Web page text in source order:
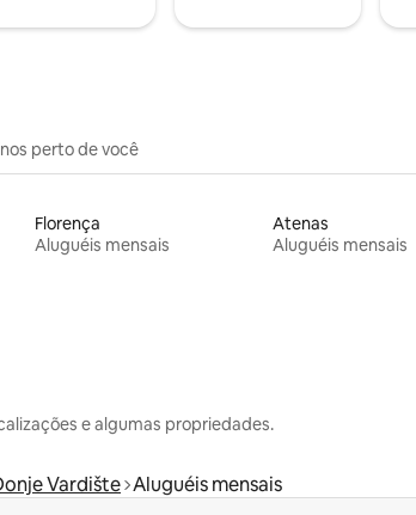
perto de você
Florença
Aluguéis mensais
Atenas
Aluguéis mensais
e algumas propriedades.
Vardište Aluguéis mensais